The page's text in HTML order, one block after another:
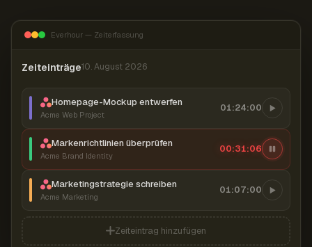
Everhour — Zeiterfassung
Zeiteinträge10. August 2026
Homepage-Mockup entwerfen
Acme Web Project
01:24:00
Markenrichtlinien überprüfen
Acme Brand Identity
00:31:07
Marketingstrategie schreiben
Acme Marketing
01:07:00
Zeiteintrag hinzufügen